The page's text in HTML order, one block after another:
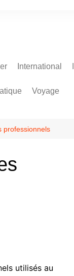
International
Voyage
professionnels
utilisés au